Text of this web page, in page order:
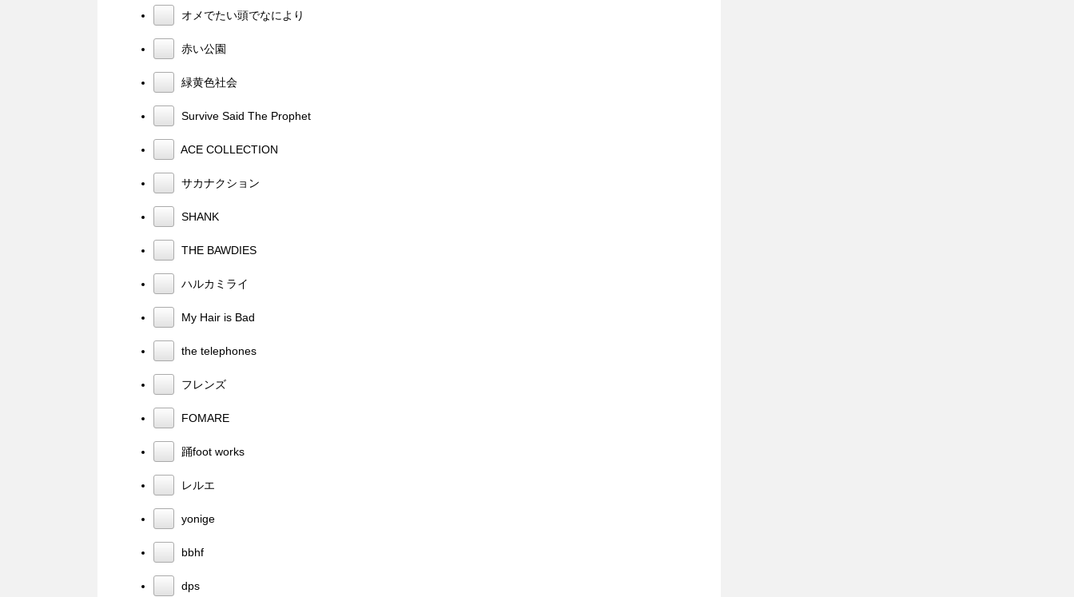
オメでたい頭でなにより
赤い公園
緑黄色社会
Survive Said The Prophet
ACE COLLECTION
サカナクション
SHANK
THE BAWDIES
ハルカミライ
My Hair is Bad
the telephones
フレンズ
FOMARE
踊foot works
レルエ
yonige
bbhf
dps